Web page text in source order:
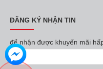
ĐĂNG KÝ NHẬN TIN
để nhận được khuyến mãi